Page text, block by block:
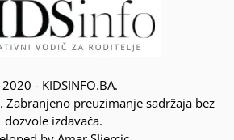
- KIDSINFO.BA.
Zabranjeno preuzimanje sadržaja bez
dozvole izdavača.